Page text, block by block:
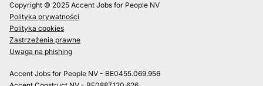
Copyright © 2025 Accent Jobs for People NV
Polityka prywatności
Polityka cookies
Zastrzeżenia prawne
Uwaga na phishing
Accent Jobs for People NV - BE0455.069.956